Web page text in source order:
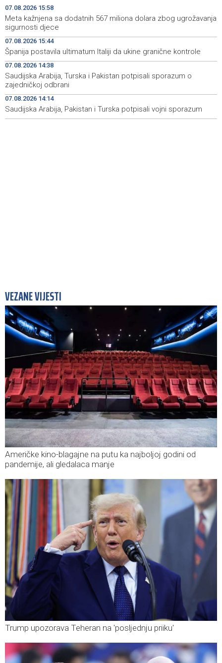
19:44 Faris Dževahirić novi nogometaš Veleža
19:21 Announcement of events for Saturday, 8 August 2026
19:10
Rudari Milanovića ubijedili da ode kući, Memčić se već
ponovo vratio u jamu 'Raspotočje'
19:03
Sarajevo Film Festival presents Kinoscope and
Kinoscope Surreal programs
19:00 Najave događaja za 8. 8. 2026. godine (subota)
07.08.2026 15:58
Meta kažnjena sa dodatnih 567 miliona dolara zbog ugrožavanja
sigurnosti djece
07.08.2026 15:44
Španija postavila ultimatum Italiji da ukine granične kontrole
07.08.2026 14:38
Saudijska Arabija, Turska i Pakistan potpisali sporazum o
zajedničkoj odbrani
07.08.2026 14:14
Saudijska Arabija, Pakistan i Turska potpisali vojni sporazum
VEZANE VIJESTI
Američke kino-blagajne na putu ka najboljoj godini od
pandemije, ali gledalaca manje
Trump upozorava Teheran na 'posljednju priiku'